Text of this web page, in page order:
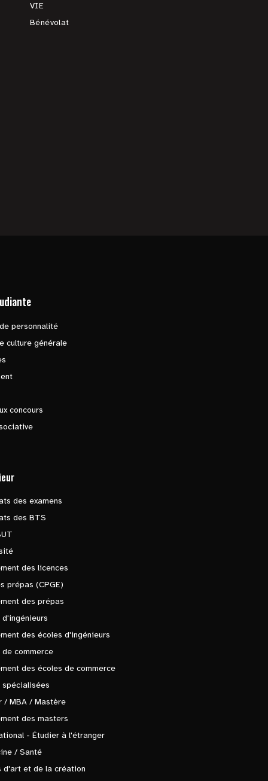
VIE
Bénévolat
personnalité
culture générale
concours
des examens
des BTS
des licences
prépas (CPGE)
des prépas
d'ingénieurs
des écoles d'ingénieurs
de commerce
des écoles de commerce
spécialisées
/ MBA / Mastère
des masters
- Étudier à l'étranger
/ Santé
d'art et de la création